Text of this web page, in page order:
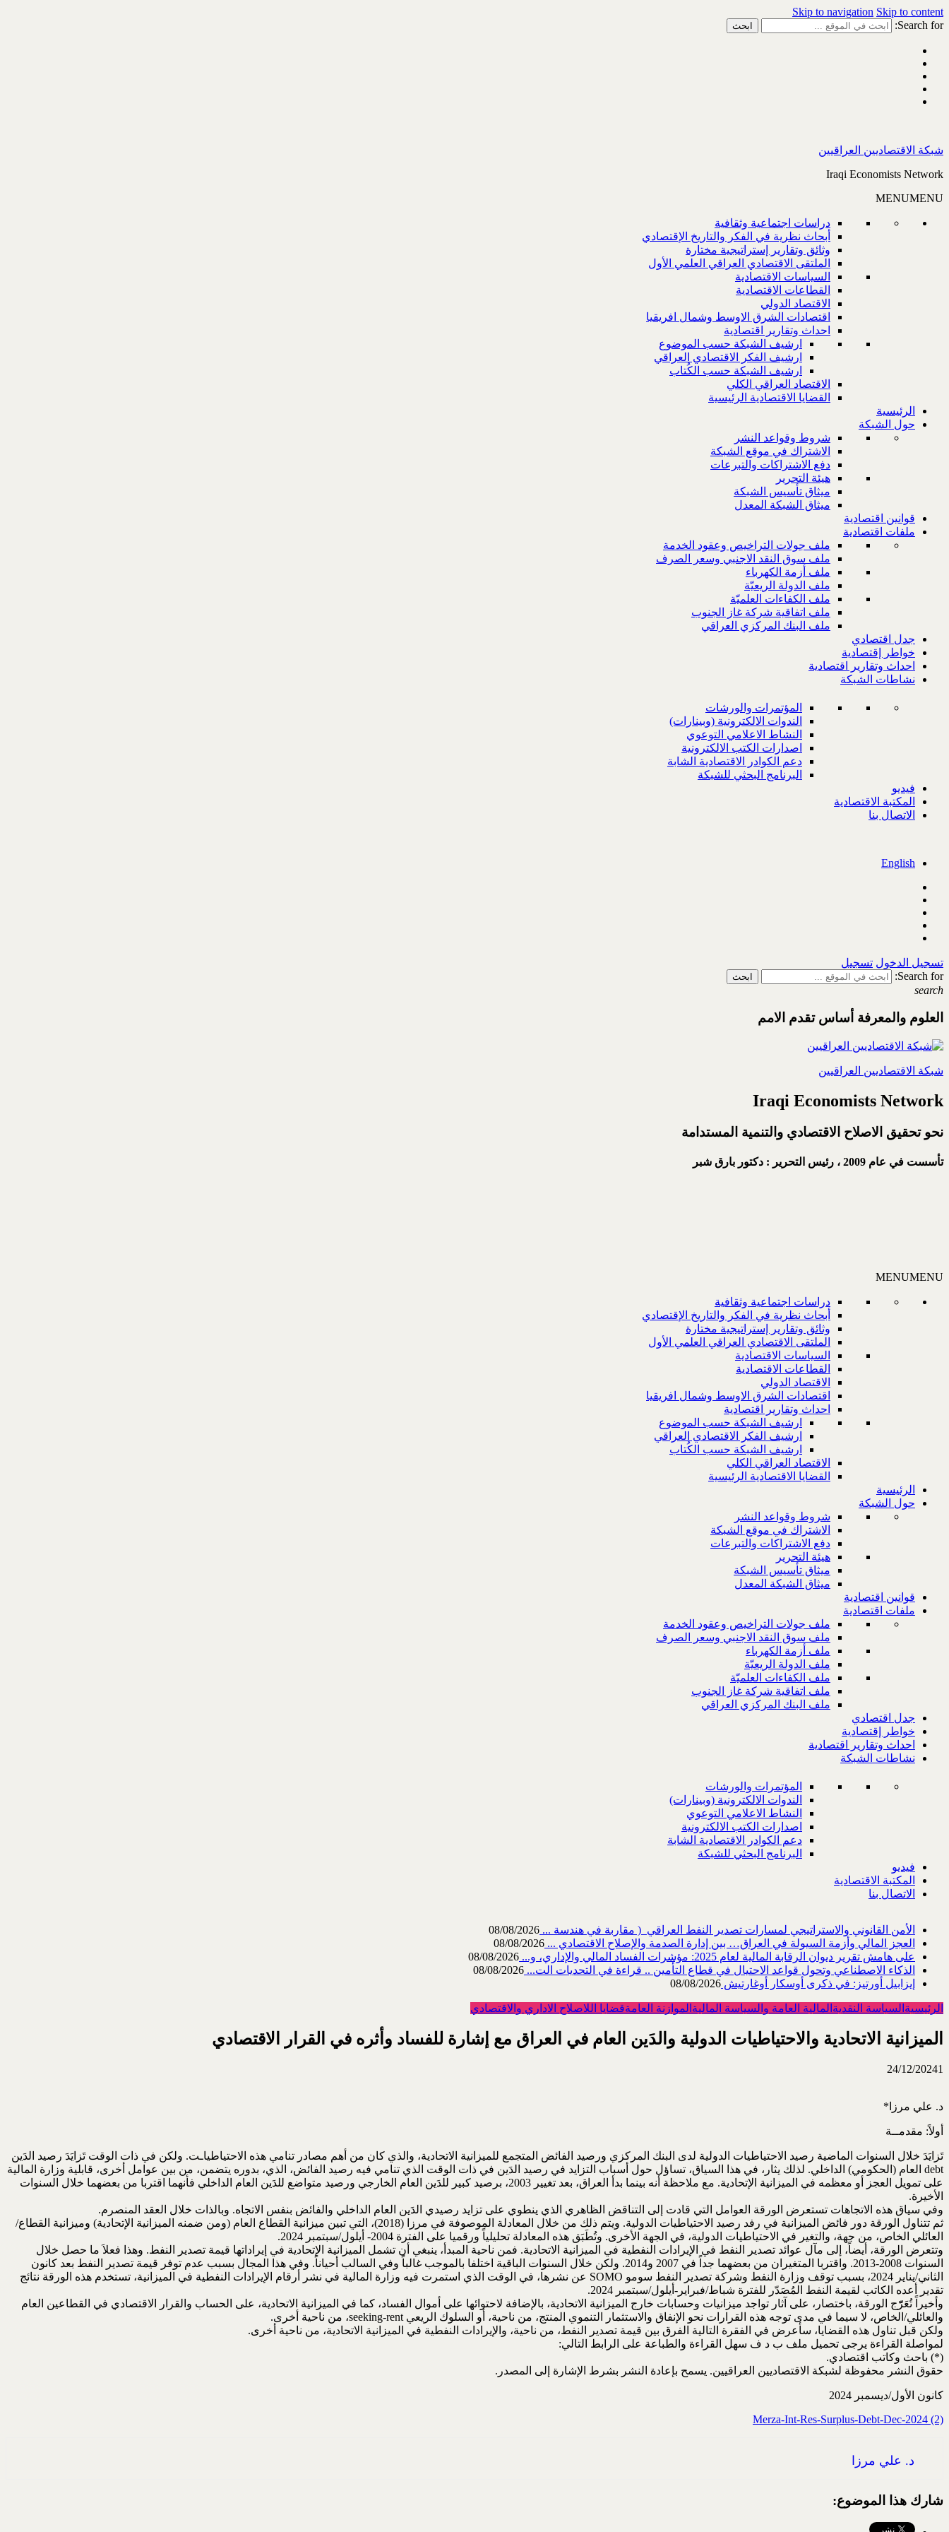
Skip to navigation Skip to content
Search for:
شبكة الاقتصاديين العراقيين
Iraqi Economists Network
MENUMENU
دراسات اجتماعية وثقافية
أبحاث نظرية في الفكر والتاريخ الإقتصادي
وثائق وتقارير إستراتيجية مختارة
الملتقى الاقتصادي العراقي العلمي الأول
السياسات الاقتصادية
القطاعات الاقتصادية
الاقتصاد الدولي
اقتصادات الشرق الاوسط وشمال افريقيا
احداث وتقارير اقتصادية
ارشيف الشبكة حسب الموضوع
ارشيف الفكر الاقتصادي العراقي
ارشيف الشبكة حسب الكُتاب
الاقتصاد العراقي الكلي
القضايا الاقتصادية الرئيسية
الرئيسية
حول الشبكة
شروط وقواعد النشر
الاشتراك في موقع الشبكة
دفع الاشتراكات والتبرعات
هيئة التحرير
ميثاق تأسيس الشبكة
ميثاق الشبكة المعدل
قوانين اقتصادية
ملفات اقتصادية
ملف جولات التراخيص وعقود الخدمة
ملف سوق النقد الاجنبي وسعر الصرف
ملف أزمة الكهرباء
ملف الدولة الريعيّة
ملف الكفاءات العلميّة
ملف اتفاقية شركة غاز الجنوب
ملف البنك المركزي العراقي
جدل اقتصادي
خواطر إقتصادية
احداث وتقارير اقتصادية
نشاطات الشبكة
المؤتمرات والورشات
الندوات الالكترونية (وبينارات)
النشاط الاعلامي التوعوي
اصدارات الكتب الالكترونية
دعم الكوادر الاقتصادية الشابة
البرنامج البحثي للشبكة
فيديو
المكتبة الاقتصادية
الاتصال بنا
English
تسجيل الدخول تسجيل
Search for:
search
العلوم والمعرفة أساس تقدم الامم
شبكة الاقتصاديين العراقيين
Iraqi Economists Network
نحو تحقيق الاصلاح الاقتصادي والتنمية المستدامة
تأسست في عام 2009 ، رئيس التحرير : دكتور بارق شبر
MENUMENU
دراسات اجتماعية وثقافية
أبحاث نظرية في الفكر والتاريخ الإقتصادي
وثائق وتقارير إستراتيجية مختارة
الملتقى الاقتصادي العراقي العلمي الأول
السياسات الاقتصادية
القطاعات الاقتصادية
الاقتصاد الدولي
اقتصادات الشرق الاوسط وشمال افريقيا
احداث وتقارير اقتصادية
ارشيف الشبكة حسب الموضوع
ارشيف الفكر الاقتصادي العراقي
ارشيف الشبكة حسب الكُتاب
الاقتصاد العراقي الكلي
القضايا الاقتصادية الرئيسية
الرئيسية
حول الشبكة
شروط وقواعد النشر
الاشتراك في موقع الشبكة
دفع الاشتراكات والتبرعات
هيئة التحرير
ميثاق تأسيس الشبكة
ميثاق الشبكة المعدل
قوانين اقتصادية
ملفات اقتصادية
ملف جولات التراخيص وعقود الخدمة
ملف سوق النقد الاجنبي وسعر الصرف
ملف أزمة الكهرباء
ملف الدولة الريعيّة
ملف الكفاءات العلميّة
ملف اتفاقية شركة غاز الجنوب
ملف البنك المركزي العراقي
جدل اقتصادي
خواطر إقتصادية
احداث وتقارير اقتصادية
نشاطات الشبكة
المؤتمرات والورشات
الندوات الالكترونية (وبينارات)
النشاط الاعلامي التوعوي
اصدارات الكتب الالكترونية
دعم الكوادر الاقتصادية الشابة
البرنامج البحثي للشبكة
فيديو
المكتبة الاقتصادية
الاتصال بنا
الأمن القانوني والاستراتيجي لمسارات تصدير النفط العراقي ‎ ‎) ‎مقاربة في هندسة ...
08/08/2026
العجز المالي وأزمة السيولة في العراق… بين إدارة الصدمة والإصلاح الاقتصادي ... 08/08/2026
على هامش تقرير ديوان الرقابة المالية لعام 2025: مؤشرات الفساد المالي والإداري، و...
08/08/2026
الذكاء الاصطناعي وتحول قواعد الاحتيال في قطاع ‏التأمين .. قراءة في التحديات الت... 08/08/2026
إيزابيل أورتيز: في ذكرى ‏أوسكار أوغارتيش 08/08/2026
الرئيسية السياسة النقدية المالية العامة والسياسة المالية الموازنة العامةقضايا اللاصلاح الاداري والاقتصادي
الميزانية الاتحادية والاحتياطيات الدولية والدَين العام في العراق مع إشارة للفساد وأثره في القرار الاقتصادي
24/12/20241
د. علي مرزا*
أولاً: مقدمــة
تَزايَدَ خلال السنوات الماضية رصيد الاحتياطيات الدولية لدى البنك المركزي ورصيد الفائض المتجمع للميزانية الاتحادية، والذي كان من أهم مصادر تنامي هذه الاحتياطياـت. ولكن في ذات الوقت تَزايَدَ رصيد الدَين
debt العام (الحكومي) الداخلي. لذلك يثار، في هذا السياق، تساؤل حول أسباب التزايد في رصيد الدَين في ذات الوقت الذي تنامي فيه رصيد الفائض، الذي، بدوره يتضمن، من بين عوامل أخرى، قابلية وزارة المالية
على تمويل العجز أو معظمه في الميزانية الإتحادية. مع ملاحظة أنه بينما بدأ العراق، بعد تغيير 2003، برصيد كبير للدَين العام الخارجي ورصيد متواضع للدَين العام الداخلي فأنهما اقتربا من بعضهما خلال السنوات
الأخيرة.
وفي سياق هذه الاتجاهات تستعرض الورقة العوامل التي قادت إلى التناقض الظاهري الذي ينطوي على تزايد رصيدي الدَين العام الداخلي والفائض بنفس الاتجاه. وبالذات خلال العقد المنصرم.
ثم تتناول الورقة دور فائض الميزانية في رفد رصيد الاحتياطيات الدولية. ويتم ذلك من خلال المعادلة الموصوفة في مرزا (2018)، التي تبين ميزانية القطاع العام (ومن ضمنه الميزانية الإتحادية) وميزانية القطاع/
العائلي الخاص، من جهة، والتغير في الاحتياطيات الدولية، في الجهة الأخرى. وتُطَبَق هذه المعادلة تحليلياً ورقميا على الفترة 2004- أيلول/سبتمبر 2024.
وتتعرض الورقة، أيضاً، إلى مآل عوائد تصدير النفط في الإيرادات النفطية في الميزانية الاتحادية. فمن ناحية المبدأ، ينبغي أن تشمل الميزانية الإتحادية في إيراداتها قيمة تصدير النفط. وهذا فعلاَ ما حصل خلال
السنوات 2008-2013. واقتربا المتغيران من بعضهما جداً في 2007 و2014. ولكن خلال السنوات الباقية اختلفا بالموجب غالباً وفي السالب أحياناً. وفي هذا المجال بسبب عدم توفر قيمة تصدير النفط بعد كانون
الثاني/يناير 2024، بسبب توقف وزارة النفط وشركة تصدير النفط سومو SOMO عن نشرها، في الوقت الذي استمرت فيه وزارة المالية في نشر أرقام الإيرادات النفطية في الميزانية، تستخدم هذه الورقة نتائج
تقدير أعده الكاتب لقيمة النفط المُصَدّر للفترة شباط/فبراير-أيلول/سبتمبر 2024.
وأخيراً تُعَرّّج الورقة، باختصار، على آثار تواجد ميزانيات وحسابات خارج الميزانية الاتحادية، بالإضافة لاحتوائها على أموال الفساد، كما في الميزانية الاتحادية، على الحساب والقرار الاقتصادي في القطاعين العام
والعائلي/الخاص، لا سيما في مدى توجه هذه القرارات نحو الإنفاق والاستثمار التنموي المنتج، من ناحية، أو السلوك الريعي seeking-rent، من ناحية أخرى.
ولكن قبل تناول هذه القضايا، سأعرض في الفقرة التالية الفرق بين قيمة تصدير النفط، من ناحية، والإيرادات النفطية في الميزانية الاتحادية، من ناحية أخرى.
لمواصلة القراءة يرجى تحميل ملف ب د ف سهل القراءة والطباعة على الرابط التالي:
(*) باحث وكاتب اقتصادي.
حقوق النشر محفوظة لشبكة الاقتصاديين العراقيين. يسمح بإعادة النشر بشرط الإشارة إلى المصدر.
كانون الأول/ديسمبر 2024
Merza-Int-Res-Surplus-Debt-Dec-2024 (2)
د. علي مرزا
شارك هذا الموضوع: